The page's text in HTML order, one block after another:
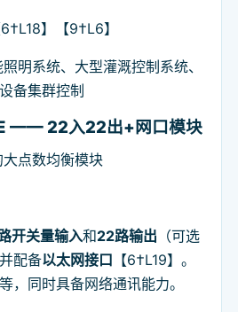
】【9†L6】
明系统、大型灌溉控制系统、
备集群控制
—— 22入22出+网口模块
点数均衡模块
开关量输入和22路输出 （可选
配备以太网接口 【6†L19】。
，同时具备网络通讯能力。